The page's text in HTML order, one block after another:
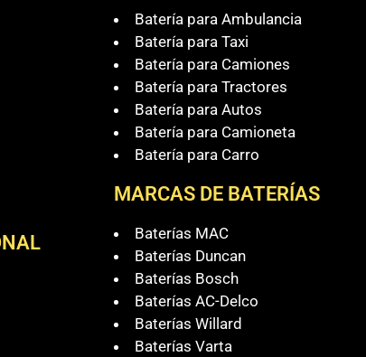
Batería para Ambulancia
Batería para Taxi
Batería para Camiones
Batería para Tractores
Batería para Autos
Batería para Camioneta
Batería para Carro
MARCAS DE BATERÍAS
Baterías MAC
Baterías Duncan
Baterías Bosch
Baterías AC-Delco
Baterías Willard
Baterías Varta